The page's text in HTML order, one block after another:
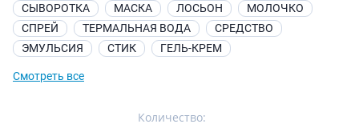
СЫВОРОТКА
МАСКА ЛОСЬОН
МОЛОЧКО
СПРЕЙ
ТЕРМАЛЬНАЯ ВОДА
СРЕДСТВО
ЭМУЛЬСИЯ
СТИК ГЕЛЬ-КРЕМ
Смотреть все
Количество: